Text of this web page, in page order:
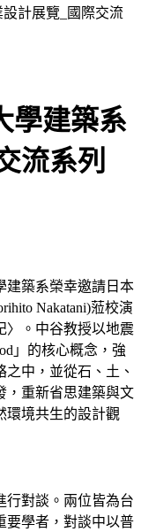
計展覽_國際交流
學建築系
流系列
建築系榮幸邀請日本
Nakatani)蒞校演
〉。中谷教授以地震
」的核心概念，強
中，並從石、土、
，重新省思建築與文
環境共生的設計觀
行對談。兩位皆為台
要學者，對談中以普